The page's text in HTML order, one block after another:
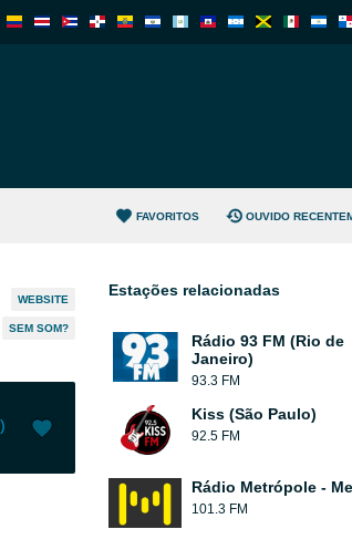
FAVORITOS OUVIDO
WEBSITE
SEM SOM?
)
Estações relacionadas
Rádio 93 FM (Rio de
Janeiro)
93.3 FM
Kiss (São Paulo)
92.5 FM
Rádio Metrópole -
101.3 FM